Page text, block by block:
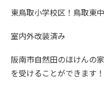
東鳥取小学校区！鳥取東
室内外改装済み
阪南市自然田のほけんの
を受けることができます！